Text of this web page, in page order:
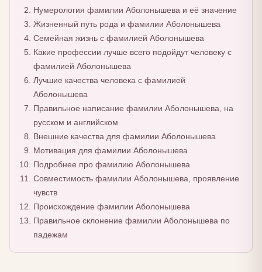
Нумерология фамилии Аболонышева и её значение
Жизненный путь рода и фамилии Аболонышева
Семейная жизнь с фамилией Аболонышева
Какие профессии лучше всего подойдут человеку с
фамилией Аболонышева
Лучшие качества человека с фамилией
Аболонышева
Правильное написание фамилии Аболонышева, на
русском и английском
Внешние качества для фамилии Аболонышева
Мотивация для фамилии Аболонышева
Подробнее про фамилию Аболонышева
Совместимость фамилии Аболонышева, проявление
чувств
Происхождение фамилии Аболонышева
Правильное склонение фамилии Аболонышева по
падежам